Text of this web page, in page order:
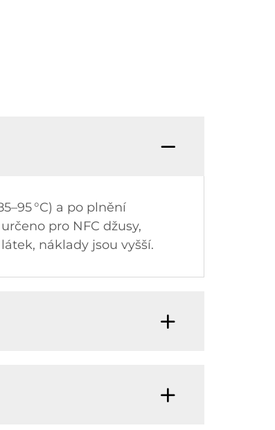
°C) a po plnění
pro NFC džusy,
náklady jsou vyšší.